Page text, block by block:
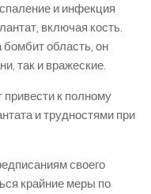
и инфекция
включая кость.
бомбит область, он
так и вражеские.
к полному
и трудностями при
своего
крайние меры по